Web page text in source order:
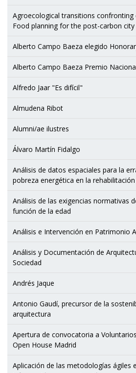
Agroecological transitions confronting
Food planning for the post-carbon city
Alberto Campo Baeza elegido
Alberto Campo Baeza Premio
Alfredo Jaar "Es difícil"
Almudena Ribot
Alumni/ae ilustres
Álvaro Martín Fidalgo
Análisis de datos espaciales para la
pobreza energética en la
Análisis de las exigencias normativas
función de la edad
Análisis e Intervención en Patrimonio
Análisis y Documentación de
Sociedad
Andrés Jaque
Antonio Gaudí, precursor de la
arquitectura
Apertura de convocatoria a
Open House Madrid
Aplicación de las metodologías ágiles